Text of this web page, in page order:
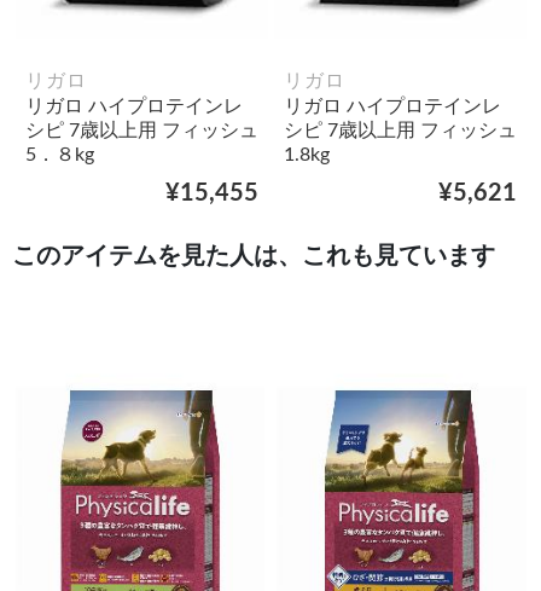
リガロ
リガロ ハイプロテインレ
シピ 7歳以上用 フィッシュ
5．８kg
¥15,455
リガロ
リガロ ハイプロテインレ
シピ 7歳以上用 フィッシュ
1.8kg
¥5,621
このアイテムを見た人は、これも見ています